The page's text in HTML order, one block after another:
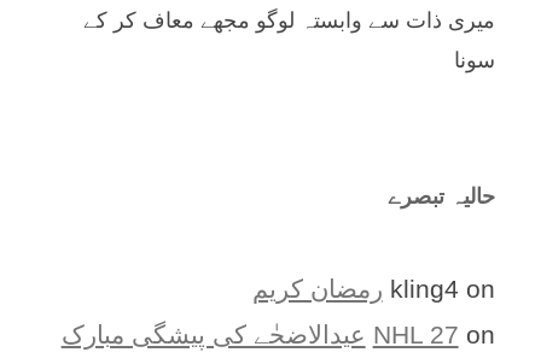
میری ذات سے وابستہ لوگو مجھے معاف کر کے
سونا
حالیہ تبصرے
kling4 on
رمضان کریم
NHL 27 on
عیدالاضحٰے کی پیشگی مبارک